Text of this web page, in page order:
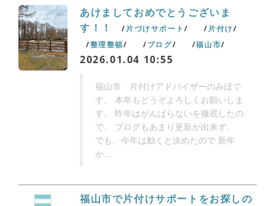
あけましておめでとうございま
す！！
片づけサポート
片付け
整理整頓
ブログ 福山市
2026.01.04 10:55
福山市 片付けアドバイザーのみほで
す。 本年もどうぞよろしくお願いしま
す。 昨年はがんばらないを徹底したの
で、 ブログもあまり更新が出来ず、
でも、今年は動くと決めたので 新年
か...
福山市で片付けサポートをお探しの